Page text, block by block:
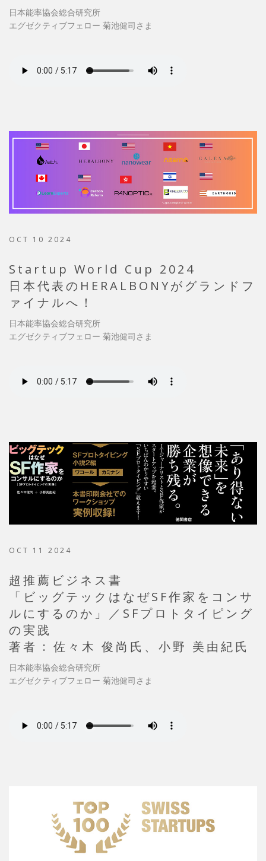
日本能率協会総合研究所
エグゼクティブフェロー 菊池健司さま
OCT 10 2024
Startup World Cup 2024
日本代表のHERALBONYがグランドフ
ァイナルへ！
日本能率協会総合研究所
エグゼクティブフェロー 菊池健司さま
OCT 11 2024
超推薦ビジネス書
「ビッグテックはなぜSF作家をコンサ
ルにするのか」／SFプロトタイピング
の実践
著者 : 佐々木 俊尚氏、小野 美由紀氏
日本能率協会総合研究所
エグゼクティブフェロー 菊池健司さま